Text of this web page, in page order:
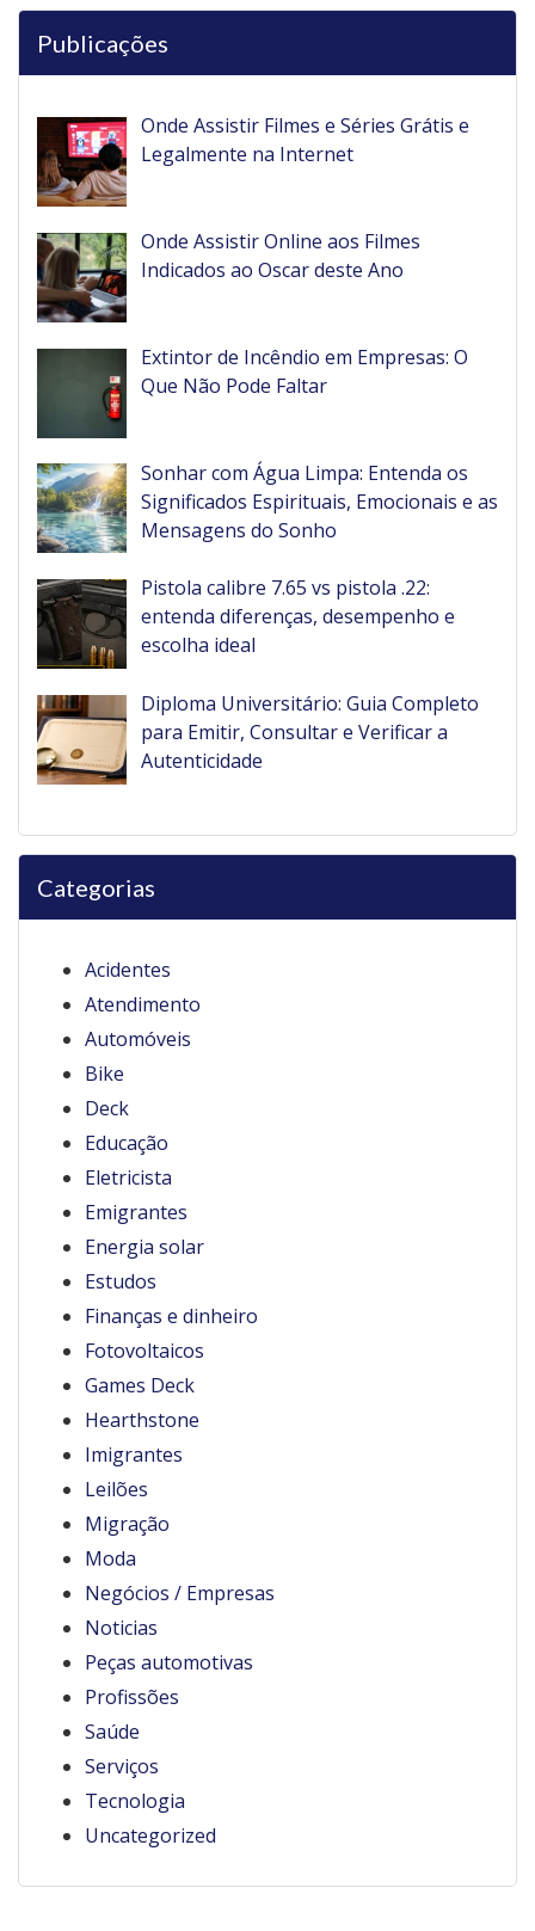
Publicações
Onde Assistir Filmes e Séries Grátis e
Legalmente na Internet
Onde Assistir Online aos Filmes
Indicados ao Oscar deste Ano
Extintor de Incêndio em Empresas: O
Que Não Pode Faltar
Sonhar com Água Limpa: Entenda os
Significados Espirituais, Emocionais e as
Mensagens do Sonho
Pistola calibre 7.65 vs pistola .22:
entenda diferenças, desempenho e
escolha ideal
Diploma Universitário: Guia Completo
para Emitir, Consultar e Verificar a
Autenticidade
Categorias
Acidentes
Atendimento
Automóveis
Bike
Deck
Educação
Eletricista
Emigrantes
Energia solar
Estudos
Finanças e dinheiro
Fotovoltaicos
Games Deck
Hearthstone
Imigrantes
Leilões
Migração
Moda
Negócios / Empresas
Noticias
Peças automotivas
Profissões
Saúde
Serviços
Tecnologia
Uncategorized